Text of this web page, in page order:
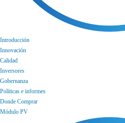
Introducción
Innovación
Calidad
Inversores
Gobernanza
Políticas e informes
Donde Comprar
Módulo PV